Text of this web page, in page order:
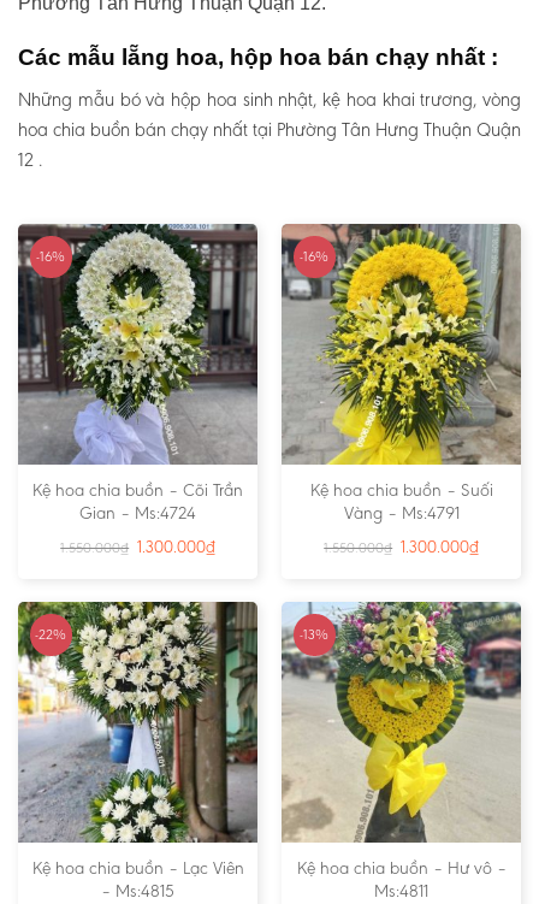
Các mẫu lẵng hoa, hộp hoa bán chạy nhất :
Những mẫu bó và hộp hoa sinh nhật, kệ hoa khai trương, vòng
hoa chia buồn bán chạy nhất tại Phường Tân Hưng Thuận Quận
12 .
-16%
Kệ hoa chia buồn – Cõi Trần
Gian – Ms:4724
1.550.000₫ 1.300.000₫
-16%
Kệ hoa chia buồn – Suối
Vàng – Ms:4791
1.550.000₫ 1.300.000₫
-22%
Kệ hoa chia buồn – Lạc Viên
– Ms:4815
-13%
Kệ hoa chia buồn – Hư vô –
Ms:4811